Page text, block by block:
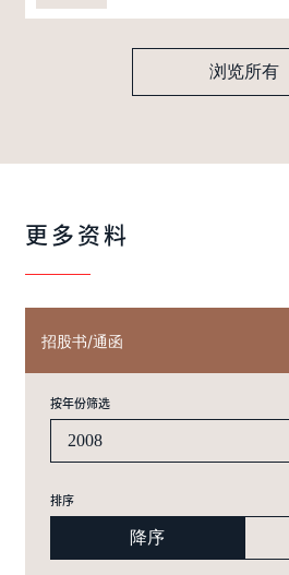
浏览所有
更多资料
招股书/通函
按年份筛选
2008
排序
降序